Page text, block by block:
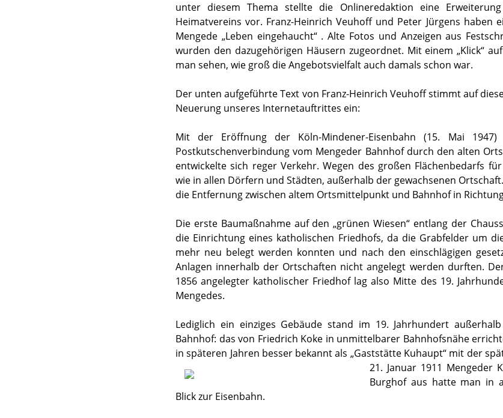
unter diesem Thema stellte die Onlineredaktion eine
Heimatvereins vor. Franz-Heinrich Veuhoff und Peter Jürgens haben
Mengede „Leben eingehaucht“ . Alte Fotos und Anzeigen aus
wurden den dazugehörigen Häusern zugeordnet. Mit einem „Klick“
man sehen, wie groß die Angebotsvielfalt auch damals schon war.
Der unten aufgeführte Text von Franz-Heinrich Veuhoff stimmt auf
Neuerung unseres Internetauftrittes ein:
Mit der Eröffnung der Köln-Mindener-Eisenbahn (15. Mai
Postkutschenverbindung vom Mengeder Bahnhof durch den alten
entwickelte sich reger Verkehr. Wegen des großen Flächenbedarfs
wie in allen Dörfern und Städten, außerhalb der gewachsenen
die Entfernung zwischen altem Ortsmittelpunkt und Bahnhof in
Die erste Baumaßnahme auf den „grünen Wiesen“ entlang der
die Einrichtung eines katholischen Friedhofs, da die Grabfelder um
mehr neu belegt werden konnten und nach den einschlägigen
Anlagen innerhalb der Ortschaften nicht angelegt werden durften.
1856 angelegter katholischer Friedhof lag also Mitte des 19.
Mengedes.
Lediglich ein einziges Gebäude stand im 19. Jahrhundert
Bahnhof: das von Friedrich Koke in unmittelbarer Bahnhofsnähe
in späteren Jahren besser bekannt als „Gaststätte Kuhaupt“ mit der
21. Januar 1911 Mengeder
Burghof aus hatte man in
Blick zur Eisenbahn.